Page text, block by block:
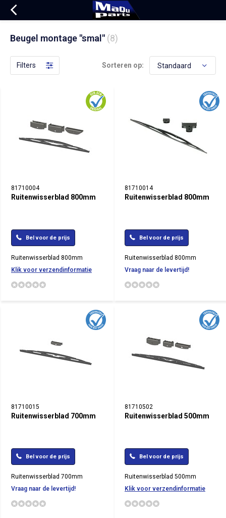
Beugel montage "smal" (8)
Filters Sorteren op:
81710004
Ruitenwisserblad 800mm
Bel voor de prijs
Ruitenwisserblad 800mm
Klik voor verzendinformatie
81710014
Ruitenwisserblad 800mm
Bel voor de prijs
Ruitenwisserblad 800mm
Vraag naar de levertijd!
81710015
Ruitenwisserblad 700mm
Bel voor de prijs
Ruitenwisserblad 700mm
Vraag naar de levertijd!
81710502
Ruitenwisserblad 500mm
Bel voor de prijs
Ruitenwisserblad 500mm
Klik voor verzendinformatie